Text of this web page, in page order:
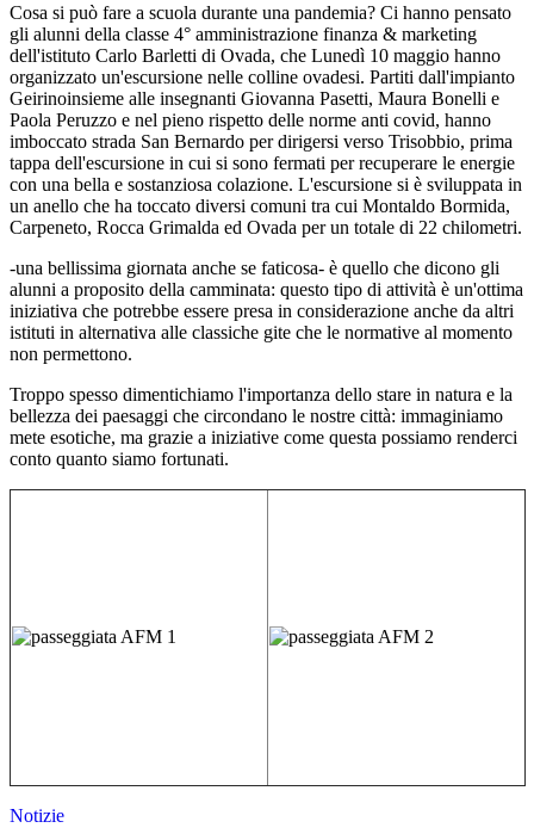
Cosa si può fare a scuola durante una pandemia? Ci hanno pensato
gli alunni della classe 4° amministrazione finanza & marketing
dell'istituto Carlo Barletti di Ovada, che Lunedì 10 maggio hanno
organizzato un'escursione nelle colline ovadesi. Partiti dall'impianto
Geirinoinsieme alle insegnanti Giovanna Pasetti, Maura Bonelli e
Paola Peruzzo e nel pieno rispetto delle norme anti covid, hanno
imboccato strada San Bernardo per dirigersi verso Trisobbio, prima
tappa dell'escursione in cui si sono fermati per recuperare le energie
con una bella e sostanziosa colazione. L'escursione si è sviluppata in
un anello che ha toccato diversi comuni tra cui Montaldo Bormida,
Carpeneto, Rocca Grimalda ed Ovada per un totale di 22 chilometri.
-una bellissima giornata anche se faticosa- è quello che dicono gli
alunni a proposito della camminata: questo tipo di attività è un'ottima
iniziativa che potrebbe essere presa in considerazione anche da altri
istituti in alternativa alle classiche gite che le normative al momento
non permettono.
Troppo spesso dimentichiamo l'importanza dello stare in natura e la
bellezza dei paesaggi che circondano le nostre città: immaginiamo
mete esotiche, ma grazie a iniziative come questa possiamo renderci
conto quanto siamo fortunati.
Notizie